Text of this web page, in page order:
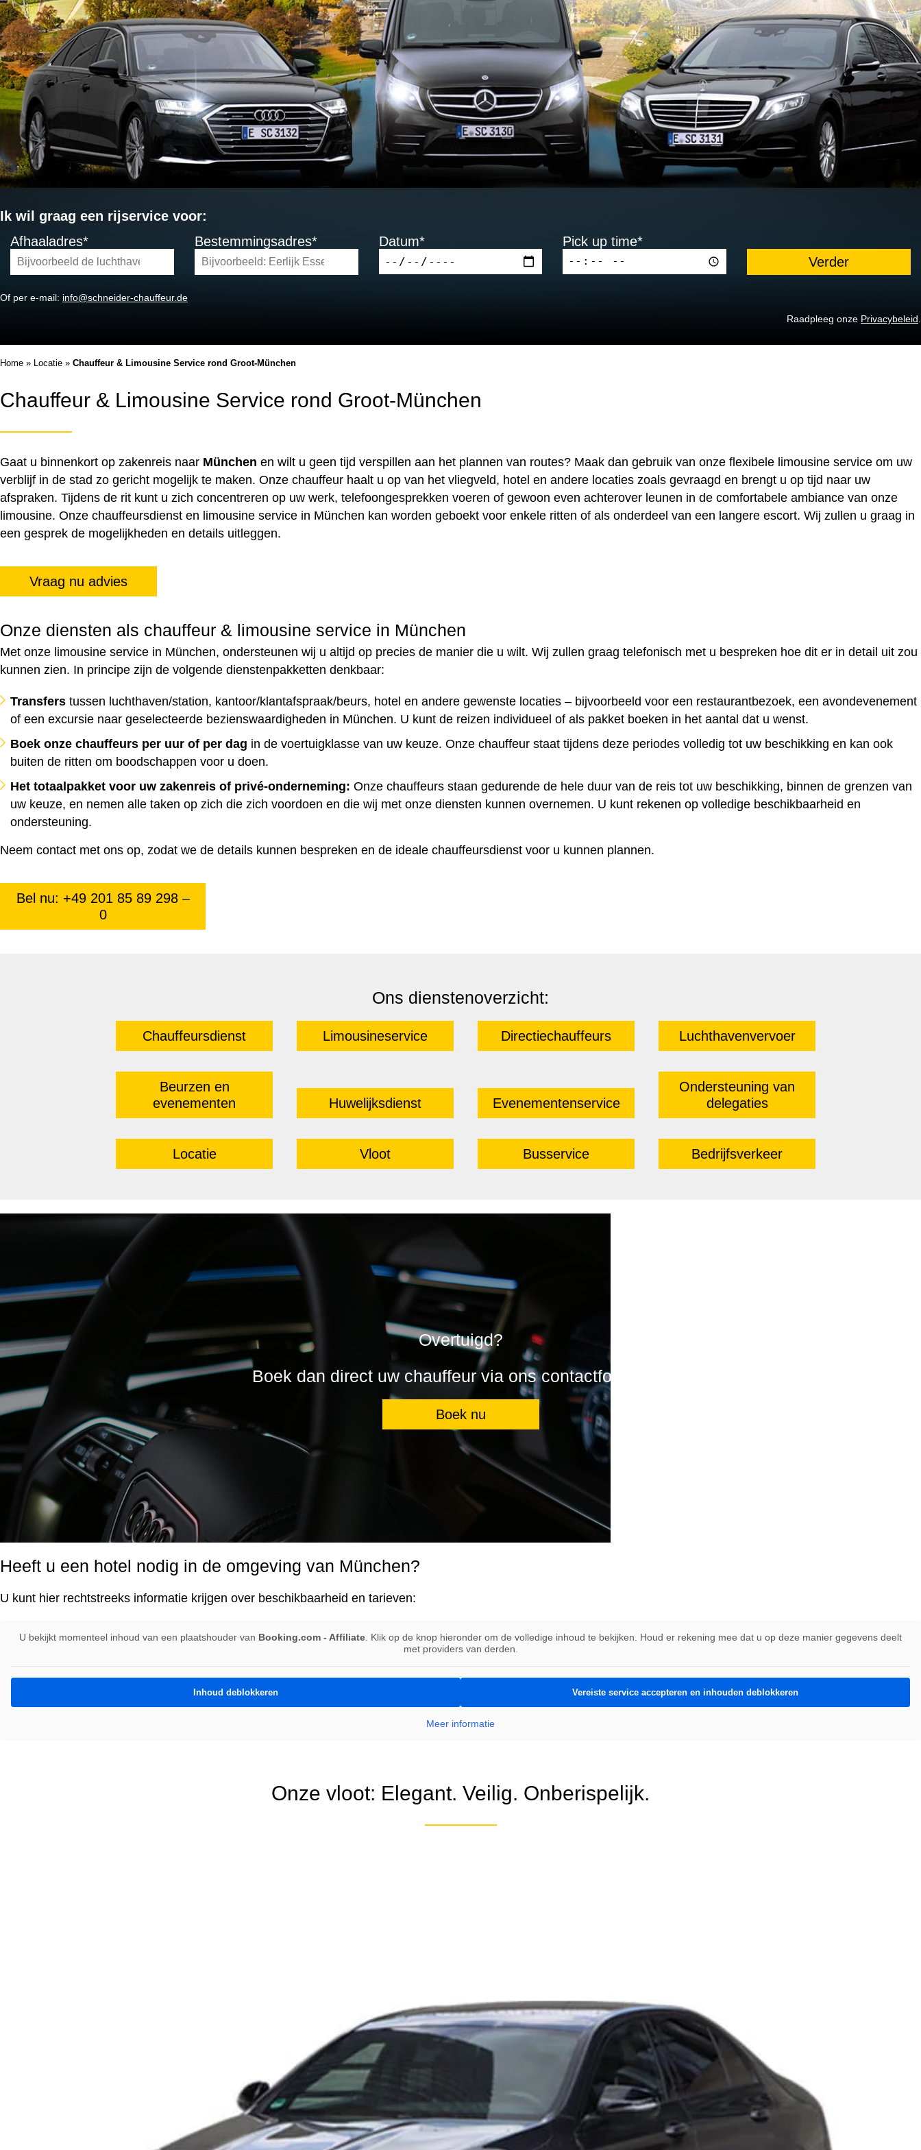
Ik wil graag een rijservice voor:
Afhaaladres*
Bestemmingsadres* Datum* Pick up time*
Of per e-mail: info@schneider-chauffeur.de
Raadpleeg onze Privacybeleid
Home » Locatie » Chauffeur & Limousine Service rond Groot-München
Chauffeur & Limousine Service rond Groot-München
Gaat u binnenkort op zakenreis naar München en wilt u geen tijd verspillen aan het plannen van routes? Maak dan gebruik van onze flexibele limousine service om uw
verblijf in de stad zo gericht mogelijk te maken. Onze chauffeur haalt u op van het vliegveld, hotel en andere locaties zoals gevraagd en brengt u op tijd naar uw
afspraken. Tijdens de rit kunt u zich concentreren op uw werk, telefoongesprekken voeren of gewoon even achterover leunen in de comfortabele ambiance van onze
limousine. Onze chauffeursdienst en limousine service in München kan worden geboekt voor enkele ritten of als onderdeel van een langere escort. Wij zullen u graag in
een gesprek de mogelijkheden en details uitleggen.
Vraag nu advies
Onze diensten als chauffeur & limousine service in München
Met onze limousine service in München, ondersteunen wij u altijd op precies de manier die u wilt. Wij zullen graag telefonisch met u bespreken hoe dit er in detail uit zou
kunnen zien. In principe zijn de volgende dienstenpakketten denkbaar:
Transfers tussen luchthaven/station, kantoor/klantafspraak/beurs, hotel en andere gewenste locaties – bijvoorbeeld voor een restaurantbezoek, een avondevenement
of een excursie naar geselecteerde bezienswaardigheden in München. U kunt de reizen individueel of als pakket boeken in het aantal dat u wenst.
Boek onze chauffeurs per uur of per dag in de voertuigklasse van uw keuze. Onze chauffeur staat tijdens deze periodes volledig tot uw beschikking en kan ook
buiten de ritten om boodschappen voor u doen.
Het totaalpakket voor uw zakenreis of privé-onderneming: Onze chauffeurs staan gedurende de hele duur van de reis tot uw beschikking, binnen de grenzen van
uw keuze, en nemen alle taken op zich die zich voordoen en die wij met onze diensten kunnen overnemen. U kunt rekenen op volledige beschikbaarheid en
ondersteuning.
Neem contact met ons op, zodat we de details kunnen bespreken en de ideale chauffeursdienst voor u kunnen plannen.
Bel nu: +49 201 85 89 298 –
0
Ons dienstenoverzicht:
Chauffeursdienst Limousineservice Directiechauffeurs Luchthavenvervoer
Beurzen en
evenementen
Huwelijksdienst Evenementenservice
Ondersteuning van
delegaties
Locatie Vloot Busservice Bedrijfsverkeer
Overtuigd?
Boek dan direct uw chauffeur via ons contactformulier:
Boek nu
Heeft u een hotel nodig in de omgeving van München?
U kunt hier rechtstreeks informatie krijgen over beschikbaarheid en tarieven:
U bekijkt momenteel inhoud van een plaatshouder van Booking.com - Affiliate . Klik op de knop hieronder om de volledige inhoud te bekijken. Houd er rekening mee dat u op deze manier gegevens deelt
met providers van derden.
Inhoud deblokkeren Vereiste service accepteren en inhouden deblokkeren
Meer informatie
Onze vloot: Elegant. Veilig. Onberispelijk.